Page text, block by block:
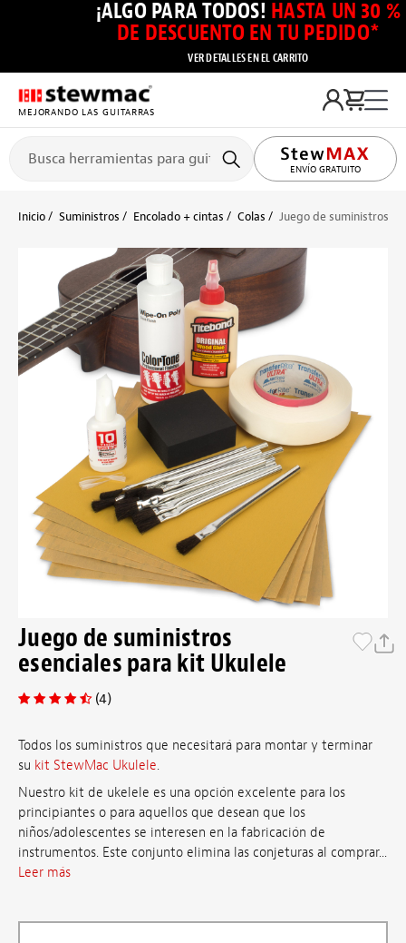
¡ALGO PARA TODOS! HASTA UN 30 %
DE DESCUENTO EN TU PEDIDO*
VER DETALLES EN EL CARRITO
MEJORANDO LAS GUITARRAS
ENVÍO GRATUITO
Inicio Suministros Encolado + cintas Colas Juego de suministros
Juego de suministros
esenciales para kit Ukulele
(4)
Todos los suministros que necesitará para montar y terminar
su kit StewMac Ukulele.
Nuestro kit de ukelele es una opción excelente para los
principiantes o para aquellos que desean que los
niños/adolescentes se interesen en la fabricación de
instrumentos. Este conjunto elimina las conjeturas al comprar...
Leer más